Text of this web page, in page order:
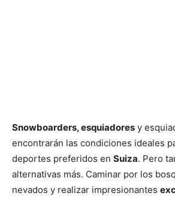
Snowboarders, esquiadores y
encontrarán las condiciones ideales
deportes preferidos en Suiza. Pero
alternativas más. Caminar por los
nevados y realizar impresionantes